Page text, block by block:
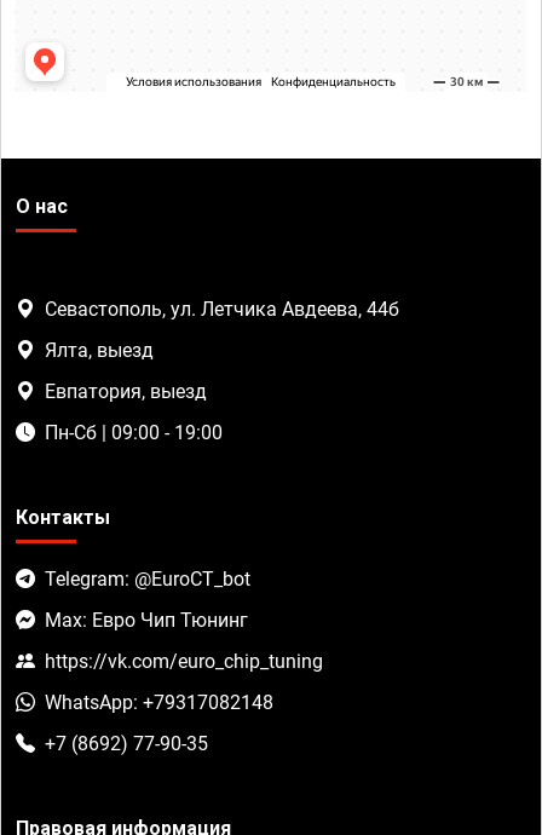
О нас
Севастополь, ул. Летчика Авдеева, 44б
Ялта, выезд
Евпатория, выезд
Пн-Сб | 09:00 - 19:00
Контакты
Telegram: @EuroCT_bot
Max: Евро Чип Тюнинг
https://vk.com/euro_chip_tuning
WhatsApp: +79317082148
+7 (8692) 77-90-35
Правовая информация